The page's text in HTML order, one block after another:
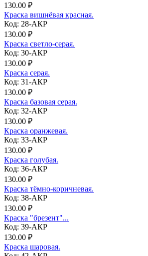
130.00 ₽
Краска вишнёвая красная.
Код: 28-АКР
130.00 ₽
Краска светло-серая.
Код: 30-АКР
130.00 ₽
Краска серая.
Код: 31-АКР
130.00 ₽
Краска базовая серая.
Код: 32-АКР
130.00 ₽
Краска оранжевая.
Код: 33-АКР
130.00 ₽
Краска голубая.
Код: 36-АКР
130.00 ₽
Краска тёмно-коричневая.
Код: 38-АКР
130.00 ₽
Краска "брезент"...
Код: 39-АКР
130.00 ₽
Краска шаровая.